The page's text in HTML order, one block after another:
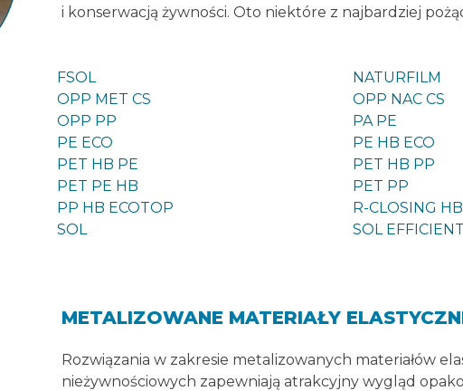
i konserwacją żywności. Oto niektóre z najbardziej
FSOL NATURFILM
OPP MET CS
OPP NAC CS
OPP PP
PA PE
PE ECO
PE HB ECO
PET HB PE
PET HB PP
PET PE HB
PET PP
PP HB ECOTOP
R-CLOSING
SOL
SOL EFFICIENT
METALIZOWANE MATERIAŁY
Rozwiązania w zakresie metalizowanych materiałów
nieżywnościowych zapewniają atrakcyjny wygląd